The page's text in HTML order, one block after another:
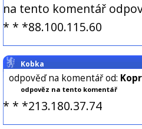
na tento komentář
* * *88.100.115.60
Kobka
odpověď na komentář od:
odpověz na tento komentář
* * *213.180.37.74